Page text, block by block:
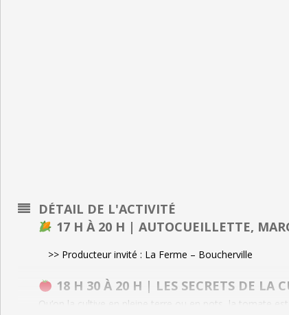
DÉTAIL DE L'ACTIVITÉ
17 H À 20 H | AUTOCUEILLETTE,
>> Producteur invité : La Ferme – Boucherville
18 H 30 À 20 H | LES SECRETS DE LA
Qu’on la cultive en pleine terre ou en pots, la tomate